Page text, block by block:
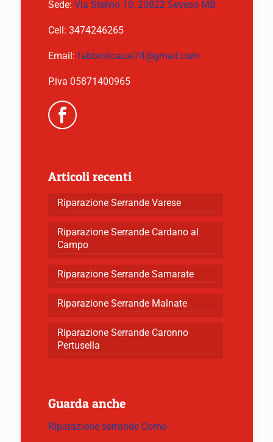
Sede: Via Stelvio 10, 20822 Seveso MB
Cell: 3474246265
Email: fabbrolicausi74@gmail.com
P.iva 05871400965
Articoli recenti
Riparazione Serrande Varese
Riparazione Serrande Cardano al
Campo
Riparazione Serrande Samarate
Riparazione Serrande Malnate
Riparazione Serrande Caronno
Pertusella
Guarda anche
Riparazione serrande Como